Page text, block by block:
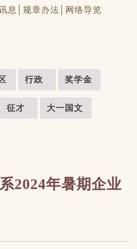
息│ 规章办法│ 网络导览
行政 奖学金
征才 大一国文
2024年暑期企业